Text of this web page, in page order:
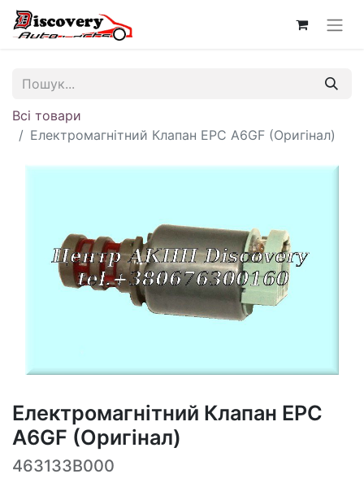
Всі товари
Електромагнітний Клапан EPC A6GF (Оригінал)
Електромагнітний Клапан EPC
A6GF (Оригінал)
463133B000